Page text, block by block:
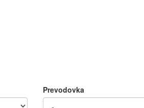
Prevodovka